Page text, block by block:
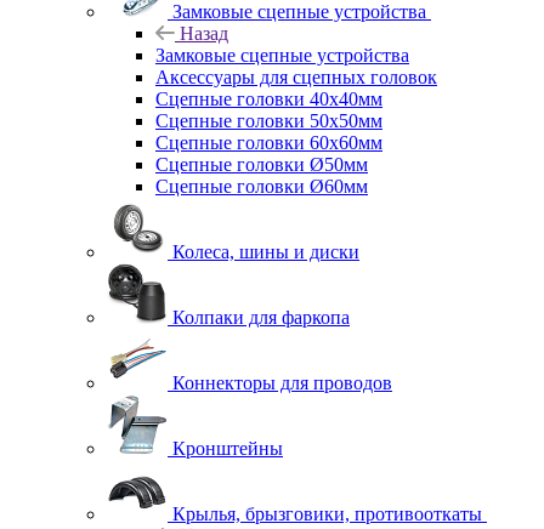
Замковые сцепные устройства
Назад
Замковые сцепные устройства
Аксессуары для сцепных головок
Сцепные головки 40x40мм
Сцепные головки 50x50мм
Сцепные головки 60x60мм
Сцепные головки Ø50мм
Сцепные головки Ø60мм
Колеса, шины и диски
Колпаки для фаркопа
Коннекторы для проводов
Кронштейны
Крылья, брызговики, противооткаты